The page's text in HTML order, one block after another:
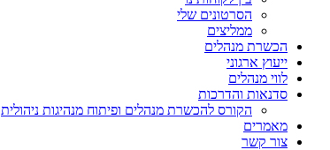
הסרטונים שלי
ממליצים
הכשרת מנהלים
ייעוץ ארגוני
לווי מנהלים
סדנאות והדרכות
הקורס להכשרת מנהלים ופיתוח מנהיגות ניהולית
מאמרים
צור קשר